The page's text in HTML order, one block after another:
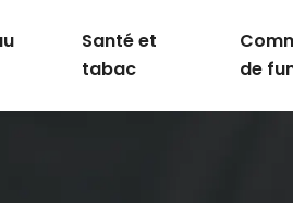
Santé et
tabac
de